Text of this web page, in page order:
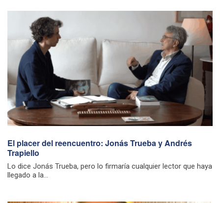
El placer del reencuentro: Jonás Trueba y Andrés
Trapiello
Lo dice Jonás Trueba, pero lo firmaría cualquier lector que haya
llegado a la...